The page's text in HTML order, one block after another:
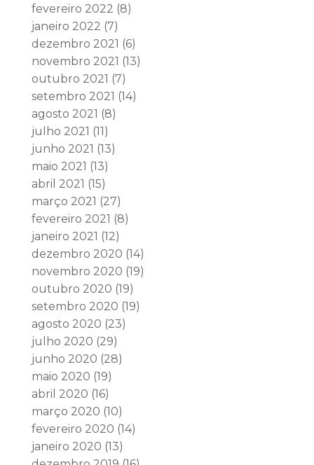
fevereiro 2022 (8)
janeiro 2022 (7)
dezembro 2021 (6)
novembro 2021 (13)
outubro 2021 (7)
setembro 2021 (14)
agosto 2021 (8)
julho 2021 (11)
junho 2021 (13)
maio 2021 (13)
abril 2021 (15)
março 2021 (27)
fevereiro 2021 (8)
janeiro 2021 (12)
dezembro 2020 (14)
novembro 2020 (19)
outubro 2020 (19)
setembro 2020 (19)
agosto 2020 (23)
julho 2020 (29)
junho 2020 (28)
maio 2020 (19)
abril 2020 (16)
março 2020 (10)
fevereiro 2020 (14)
janeiro 2020 (13)